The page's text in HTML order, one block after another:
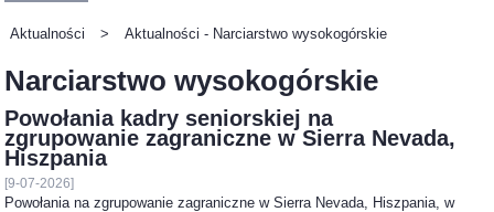
Aktualności > Aktualności - Narciarstwo wysokogórskie
Narciarstwo wysokogórskie
Powołania kadry seniorskiej na
zgrupowanie zagraniczne w Sierra Nevada,
Hiszpania
[9-07-2026]
Powołania na zgrupowanie zagraniczne w Sierra Nevada, Hiszpania, w